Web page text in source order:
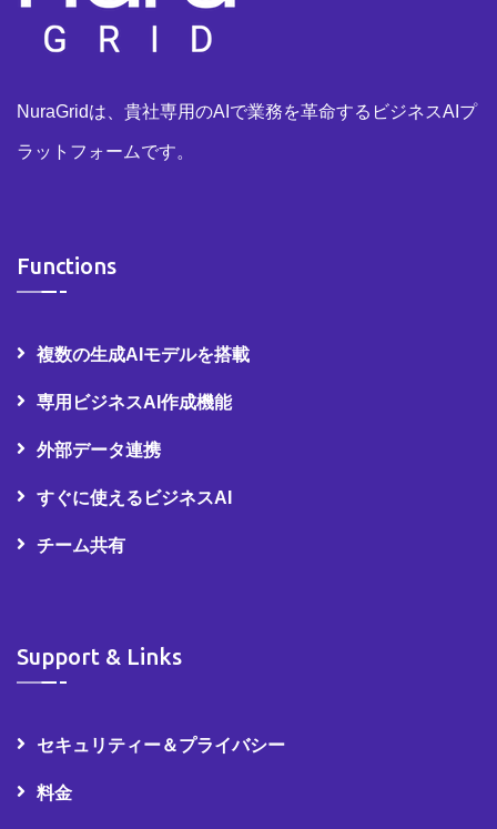
NuraGridは、貴社専用のAIで業務を革命するビジネスAIプ
ラットフォームです。
Functions
複数の生成AIモデルを搭載
専用ビジネスAI作成機能
外部データ連携
すぐに使えるビジネスAI
チーム共有
Support & Links
セキュリティー＆プライバシー
料金